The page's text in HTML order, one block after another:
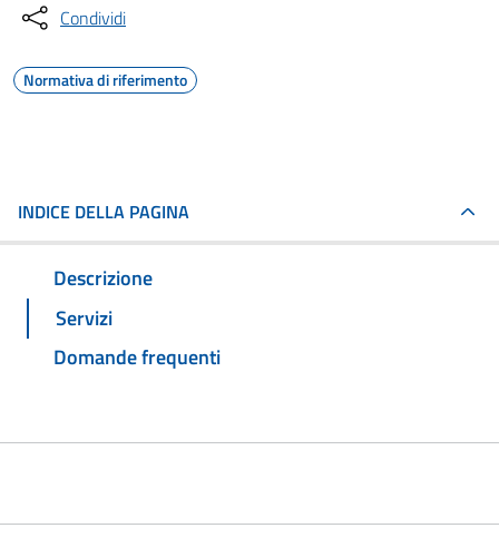
Condividi
Normativa di riferimento
INDICE DELLA PAGINA
Descrizione
Servizi
Domande frequenti